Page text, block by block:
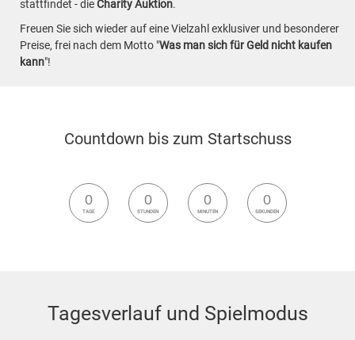
stattfindet - dieCharity Auktion.
Freuen Sie sich wieder auf eine Vielzahl exklusiver und besonderer
Preise, frei nach dem Motto "Was man sich für Geld nicht kaufen
kann"!
Countdown bis zum Startschuss
0
TAGE
0
STUNDEN
0
MINUTEN
0
SEKUNDEN
Tagesverlauf und Spielmodus